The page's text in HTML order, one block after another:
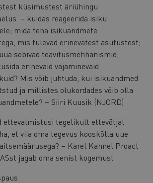
küsimustest äriühingu
– kuidas reageerida isiku
mida teha isikuandmete
mis tulevad erinevatest asutustest;
sobivad teavitusmehhanismid;
erinevaid vajaminevaid
Mis võib juhtuda, kui isikuandmed
ja millistes olukordades võib olla
– Siiri Kuusik (NJORD)
ettevalmistusi tegelikult ettevõtjal
et viia oma tegevus kooskõlla uue
– Karel Kannel Proact
jagab oma senist kogemust